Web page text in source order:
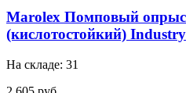
Marolex Помповый
(кислотостойкий)
На складе: 31